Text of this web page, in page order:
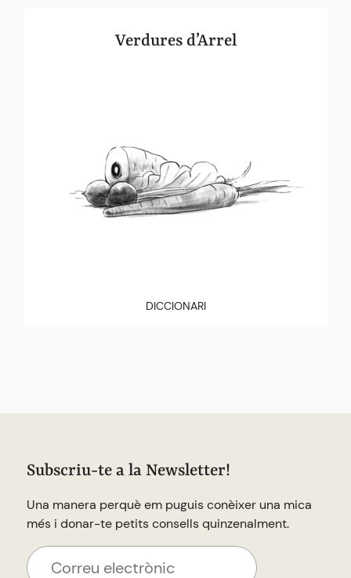
Verdures d’Arrel
DICCIONARI
Subscriu-te a la Newsletter!
Una manera perquè em puguis conèixer una mica
més i donar-te petits consells quinzenalment.